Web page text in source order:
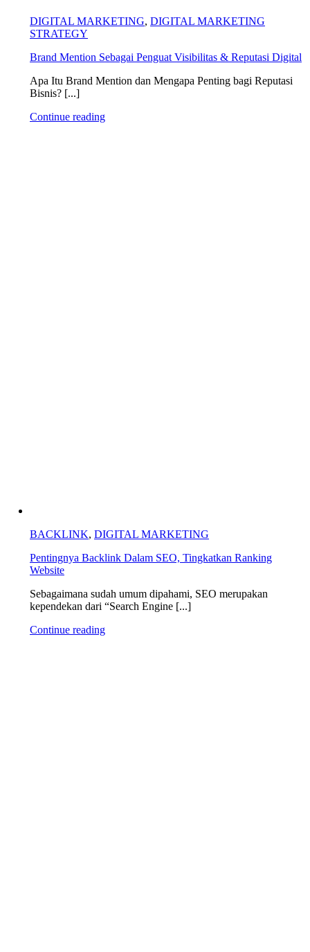
DIGITAL MARKETING, DIGITAL MARKETING
STRATEGY
Brand Mention Sebagai Penguat Visibilitas & Reputasi Digital
Apa Itu Brand Mention dan Mengapa Penting bagi Reputasi
Bisnis? [...]
Continue reading
BACKLINK, DIGITAL MARKETING
Pentingnya Backlink Dalam SEO, Tingkatkan Ranking
Website
Sebagaimana sudah umum dipahami, SEO merupakan
kependekan dari “Search Engine [...]
Continue reading